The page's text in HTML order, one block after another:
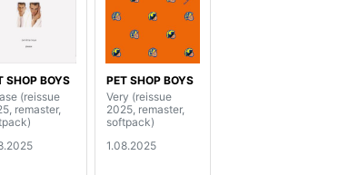
SHOP BOYS
(reissue
remaster,
PET SHOP BOYS
Very (reissue
2025, remaster,
softpack)
1.08.2025